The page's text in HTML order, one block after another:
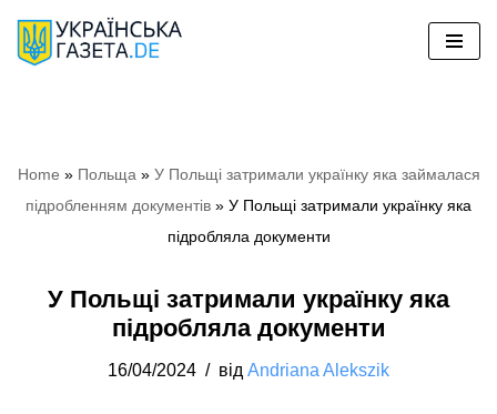
Перейти
Home » Польща » У Польщі затримали українку яка займалася
підробленням документів » У Польщі затримали українку яка
підробляла документи
У Польщі затримали українку яка
підробляла документи
16/04/2024 від Andriana Alekszik